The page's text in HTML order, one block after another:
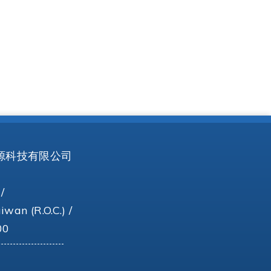
技有限公司
(R.O.C.) /